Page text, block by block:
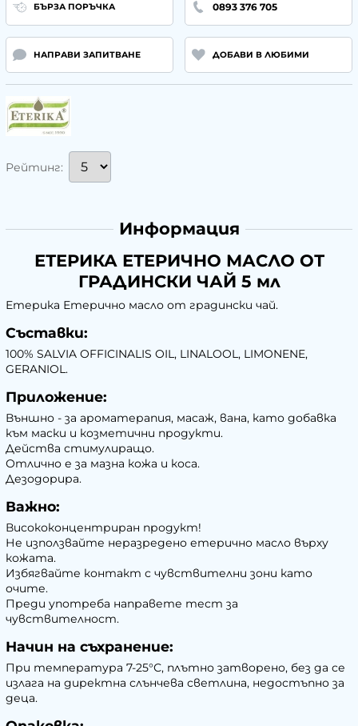
БЪРЗА ПОРЪЧКА 0893 376 705
НАПРАВИ ЗАПИТВАНЕ ДОБАВИ В ЛЮБИМИ
Рейтинг:
Информация
ЕТЕРИКА ЕТЕРИЧНО МАСЛО ОТ
ГРАДИНСКИ ЧАЙ 5 мл
Етерика Етерично масло от градински чай.
Съставки:
100% SALVIA OFFICINALIS OIL, LINALOOL, LIMONENE,
GERANIOL.
Приложение:
Външно - за ароматерапия, масаж, вана, като добавка
към маски и козметични продукти.
Действа стимулиращо.
Отлично е за мазна кожа и коса.
Дезодорира.
Важно:
Висококонцентриран продукт!
Не използвайте неразредено етерично масло върху
кожата.
Избягвайте контакт с чувствителни зони като
очите.
Преди употреба направете тест за
чувствителност.
Начин на съхранение:
При температура 7-25°С, плътно затворено, без да се
излага на директна слънчева светлина, недостъпно за
деца.